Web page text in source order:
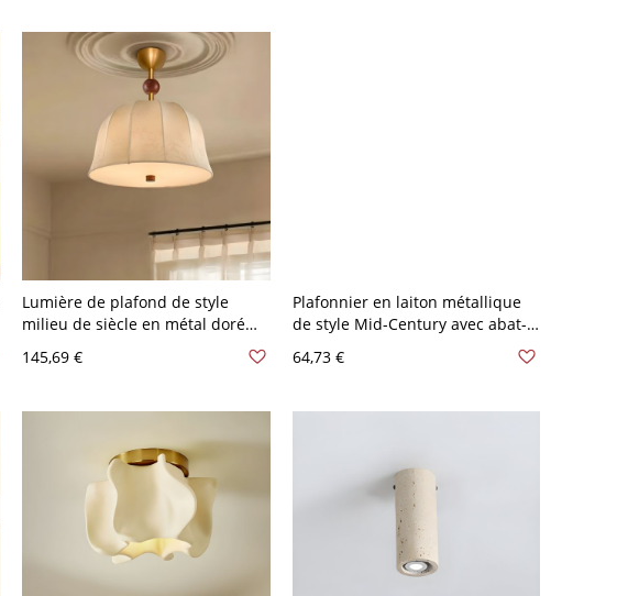
Lumière de plafond de style
milieu de siècle en métal doré
une lueur luxueuse - 110 V-120 V
145,69 €
Plafonnier en laiton métallique
de style Mid-Century avec abat-
Cylindre long
64,73 €